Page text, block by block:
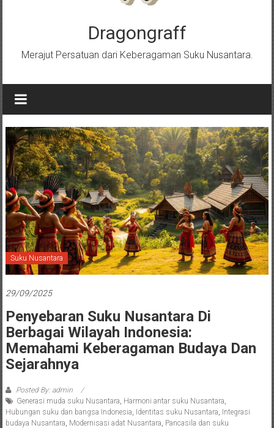
Dragongraff
Merajut Persatuan dari Keberagaman Suku Nusantara.
Suku Nusantara
29/09/2025
Penyebaran Suku Nusantara Di
Berbagai Wilayah Indonesia:
Memahami Keberagaman Budaya Dan
Sejarahnya
Posted By: admin
Generasi muda suku Nusantara Harmoni antar suku Nusantara
Hubungan suku dan bangsa Indonesia Identitas suku Nusantara Integrasi
budaya Nusantara Modernisasi adat Nusantara Pancasila dan suku